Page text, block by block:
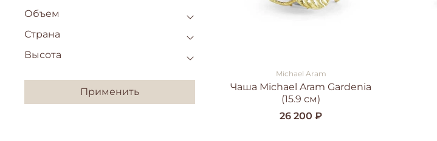
Michael Aram
Чаша Michael Aram Gardenia
(15.9 см)
26 200 ₽
Объем
Страна
Высота
Применить